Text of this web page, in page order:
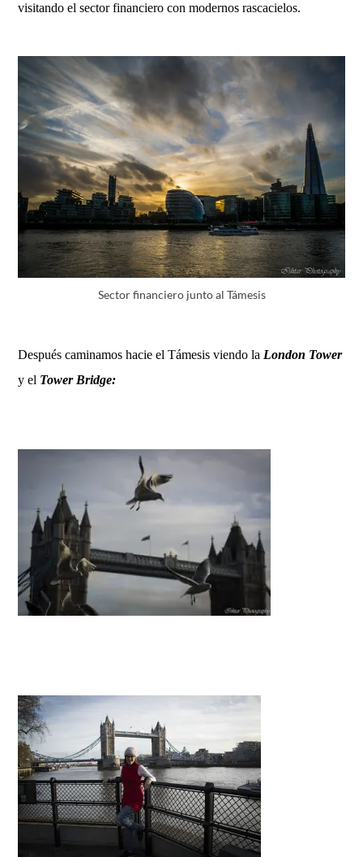
visitando el sector financiero con modernos rascacielos.
Sector financiero junto al Támesis
Después caminamos hacie el Támesis viendo la London Tower
y el Tower Bridge: